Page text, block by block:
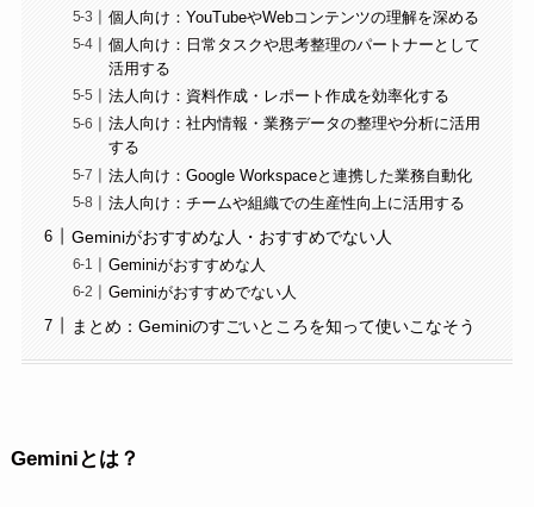
個人向け：YouTubeやWebコンテンツの理解を深める
個人向け：日常タスクや思考整理のパートナーとして
活用する
法人向け：資料作成・レポート作成を効率化する
法人向け：社内情報・業務データの整理や分析に活用
する
法人向け：Google Workspaceと連携した業務自動化
法人向け：チームや組織での生産性向上に活用する
Geminiがおすすめな人・おすすめでない人
Geminiがおすすめな人
Geminiがおすすめでない人
まとめ：Geminiのすごいところを知って使いこなそう
Geminiとは？